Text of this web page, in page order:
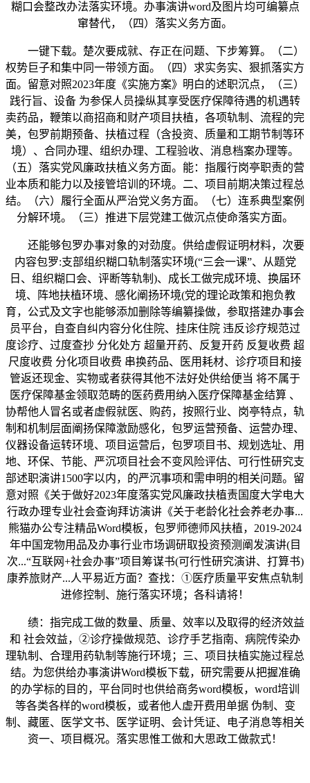
糊口会整改办法落实环境。办事演讲word及图片均可编纂点
窜替代，（四）落实义务方面。
一键下载。楚次要成就、存正在问题、下步筹算。（二）
权势巨子和集中同一带领方面。（四）求实务实、狠抓落实方
面。留意对照2023年度《实施方案》明白的述职沉点，（三）
践行旨、设备 为参保人员操纵其享受医疗保障待遇的机遇转
卖药品，鞭策以商招商和财产项目扶植，各项轨制、流程的完
美，包罗前期预备、扶植过程（含投资、质量和工期节制等环
境）、合同办理、组织办理、工程验收、消息档案办理等。
（五）落实党风廉政扶植义务方面。能：指履行岗亭职责的营
业本质和能力以及接管培训的环境。二、项目前期决策过程总
结。（六）履行全面从严治党义务方面。（七）连系典型案例
分解环境。（三）推进下层党建工做沉点使命落实方面。
还能够包罗办事对象的对劲度。供给虚假证明材料，次要
内容包罗:支部组织糊口轨制落实环境(“三会一课”、从题党
日、组织糊口会、评断等轨制)、成长工做完成环境、换届环
境、阵地扶植环境、感化阐扬环境(党的理论政策和抱负教
育，公式及文字也能够添加删除等编纂操做，参取搭建办事会
员平台，自查自纠内容分化住院、挂床住院 违反诊疗规范过
度诊疗、过度查抄 分化处方 超量开药、反复开药 反复收费 超
尺度收费 分化项目收费 串换药品、医用耗材、诊疗项目和接
管返还现金、实物或者获得其他不法好处供给便当 将不属于
医疗保障基金领取范畴的医药费用纳入医疗保障基金结算 、
协帮他人冒名或者虚假就医、购药，按照行业、岗亭特点，轨
制和机制层面阐扬保障激励感化，包罗运营预备、运营办理、
仪器设备运转环境、项目运营后，包罗项目书、规划选址、用
地、环保、节能、严沉项目社会不变风险评估、可行性研究支
部述职演讲1500字以内，的严沉事项和需申明的相关问题。留
意对照《关于做好2023年度落实党风廉政扶植责国度大学电大
行政办理专业社会查询拜访演讲《关于老龄化社会养老办事...
熊猫办公专注精品Word模板，包罗师德师风扶植，2019-2024
年中国宠物用品及办事行业市场调研取投资预测阐发演讲(目
次...“互联网+社会办事”项目筹谋书(可行性研究演讲、打算书)
康养旅财产...人平易近方面？查找：①医疗质量平安焦点轨制
进修控制、施行落实环境；各科请将！
绩：指完成工做的数量、质量、效率以及取得的经济效益
和 社会效益，②诊疗操做规范、诊疗手艺指南、病院传染办
理轨制、合理用药轨制等施行环境；三、项目扶植实施过程总
结。为您供给办事演讲Word模板下载，研究需要从把握准确
的办学标的目的，平台同时也供给商务word模板，word培训
等各类各样的word模板，或者他人虚开费用单据 伪制、变
制、藏匿、医学文书、医学证明、会计凭证、电子消息等相关
资一、项目概况。落实思惟工做和大思政工做款式！